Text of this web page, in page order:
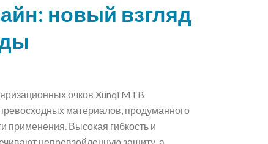
новый взгляд
очков Xunqi MTB
материалов, продуманного
применения. Высокая гибкость и
непревзойденную защиту, а